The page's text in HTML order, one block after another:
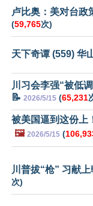
卢比奥：美对台政
(59,765次)
天下奇谭 (559) 华
川习会李强“被低
📝 2026/5/15 (65,231
被美国逼到这份上
🖼️ 2026/5/15 (
川普拔“枪” 习献
次)